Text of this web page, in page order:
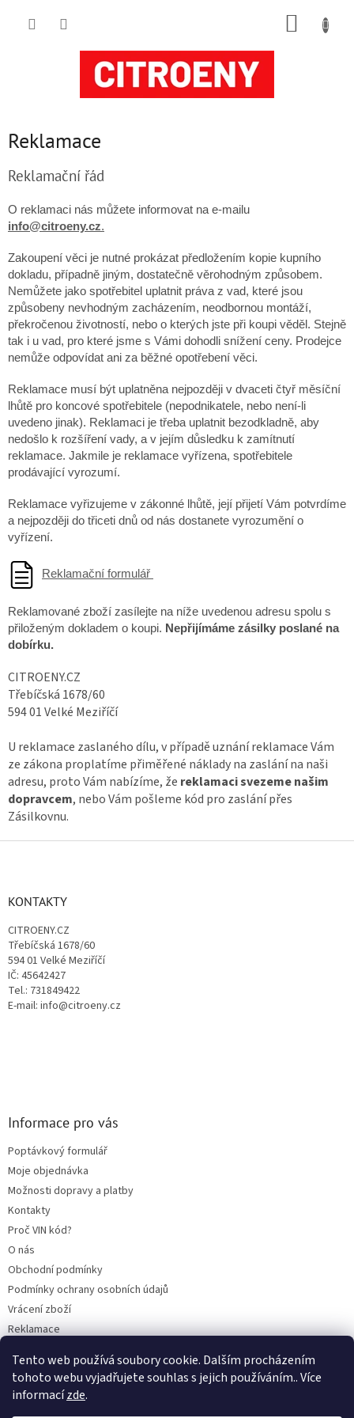
Tento web používá soubory cookie. Dalším procházením
tohoto webu vyjadřujete souhlas s jejich používáním.. Více
informacízde.
Reklamace
Reklamační řád
O reklamaci nás můžete informovat na e-mailu
info@citroeny.cz.
Zakoupení věci je nutné prokázat předložením kopie kupního
dokladu, případně jiným, dostatečně věrohodným způsobem.
Nemůžete jako spotřebitel uplatnit práva z vad, které jsou
způsobeny nevhodným zacházením, neodbornou montáží,
překročenou životností, nebo o kterých jste při koupi věděl. Stejně
tak i u vad, pro které jsme s Vámi dohodli snížení ceny. Prodejce
nemůže odpovídat ani za běžné opotřebení věci.
Reklamace musí být uplatněna nejpozději v dvaceti čtyř měsíční
lhůtě pro koncové spotřebitele (nepodnikatele, nebo není-li
uvedeno jinak). Reklamaci je třeba uplatnit bezodkladně, aby
nedošlo k rozšíření vady, a v jejím důsledku k zamítnutí
reklamace. Jakmile je reklamace vyřízena, spotřebitele
prodávající vyrozumí.
Reklamace vyřizujeme v zákonné lhůtě, její přijetí Vám potvrdíme
a nejpozději do třiceti dnů od nás dostanete vyrozumění o
vyřízení.
Reklamační formulář
Reklamované zboží zasílejte na níže uvedenou adresu spolu s
přiloženým dokladem o koupi. Nepřijímáme zásilky poslané na
dobírku.
CITROENY.CZ
Třebíčská 1678/60
594 01 Velké Meziříčí
U reklamace zaslaného dílu, v případě uznání reklamace Vám
ze zákona proplatíme přiměřené náklady na zaslání na naši
adresu, proto Vám nabízíme, že reklamaci svezeme našim
dopravcem, nebo Vám pošleme kód pro zaslání přes
Zásilkovnu.
Z
KONTAKTY
CITROENY.CZ
Třebíčská 1678/60
594 01 Velké Meziříčí
IČ: 45642427
Tel.: 731849422
E-mail: info@citroeny.cz
Informace pro vás
Poptávkový formulář
Moje objednávka
Možnosti dopravy a platby
Kontakty
Proč VIN kód?
O nás
Obchodní podmínky
Podmínky ochrany osobních údajů
Vrácení zboží
Reklamace
BLOG